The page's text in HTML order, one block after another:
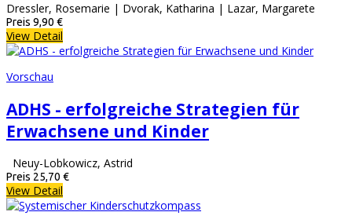
Dressler, Rosemarie | Dvorak, Katharina | Lazar, Margarete
Preis 9,90 €
View Detail
Vorschau
ADHS - erfolgreiche Strategien für
Erwachsene und Kinder
Neuy-Lobkowicz, Astrid
Preis 25,70 €
View Detail